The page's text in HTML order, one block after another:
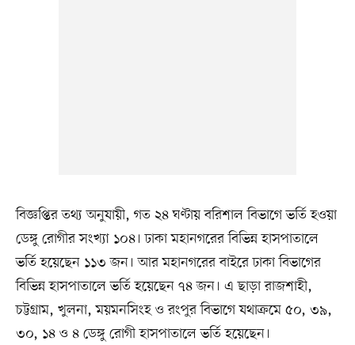
বিজ্ঞপ্তির তথ্য অনুযায়ী, গত ২৪ ঘণ্টায় বরিশাল বিভাগে ভর্তি হওয়া
ডেঙ্গু রোগীর সংখ্যা ১০৪। ঢাকা মহানগরের বিভিন্ন হাসপাতালে
ভর্তি হয়েছেন ১১৩ জন। আর মহানগরের বাইরে ঢাকা বিভাগের
বিভিন্ন হাসপাতালে ভর্তি হয়েছেন ৭৪ জন। এ ছাড়া রাজশাহী,
চট্টগ্রাম, খুলনা, ময়মনসিংহ ও রংপুর বিভাগে যথাক্রমে ৫০, ৩৯,
৩০, ১৪ ও ৪ ডেঙ্গু রোগী হাসপাতালে ভর্তি হয়েছেন।